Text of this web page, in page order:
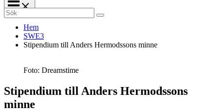
Search
for:
Hem
SWE3
Stipendium till Anders Hermodssons minne
Foto: Dreamstime
Stipendium till Anders Hermodssons
minne